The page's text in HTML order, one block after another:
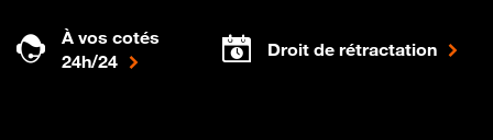
À vos cotés
24h/24
Droit de rétractation